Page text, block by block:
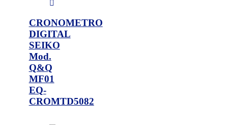
CRONOMETRO
DIGITAL
SEIKO
Mod.
Q&Q
MF01
EQ-
CROMTD5082